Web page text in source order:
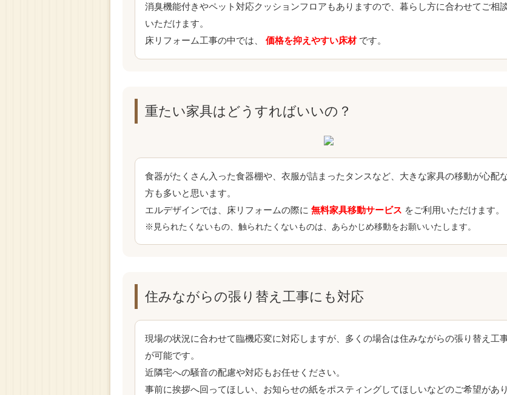
消臭機能付きやペット対応クッションフロアもありますので、暮らし方に合わせてご相
いただけます。
床リフォーム工事の中では、 価格を抑えやすい床材です。
重たい家具はどうすればいいの？
食器がたくさん入った食器棚や、衣服が詰まったタンスなど、大きな家具の移動が心配
方も多いと思います。
エルデザインでは、床リフォームの際に 無料家具移動サービス をご利用いただけます。
※見られたくないもの、触られたくないものは、あらかじめ移動をお願いいたします。
住みながらの張り替え工事にも対応
現場の状況に合わせて臨機応変に対応しますが、多くの場合は住みながらの張り替え工
が可能です。
近隣宅への騒音の配慮や対応もお任せください。
事前に挨拶へ回ってほしい、お知らせの紙をポスティングしてほしいなどのご希望があり